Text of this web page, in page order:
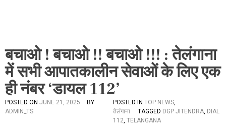
बचाओ ! बचाओ !! बचाओ !!! : तेलंगाना
में सभी आपातकालीन सेवाओं के लिए एक
ही नंबर ‘डायल 112’
POSTED ON JUNE 21, 2025
BY
ADMIN_TS
POSTED IN TOP NEWS,
तेलंगाना
TAGGED DGP JITENDRA, DIAL
112, TELANGANA